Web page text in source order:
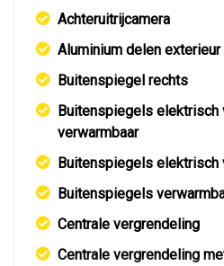
Achteruitrijcamera
Aluminium delen exterieur
Buitenspiegel rechts
Buitenspiegels elektrisch
verwarmbaar
Buitenspiegels elektrisch
Buitenspiegels
Centrale vergrendeling
Centrale vergrendeling